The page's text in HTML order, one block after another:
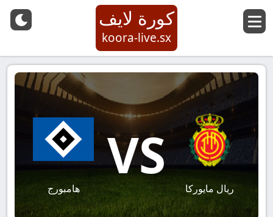
كورة لايف
koora-live.sx
ريال مايوركا
VS
هامبورج